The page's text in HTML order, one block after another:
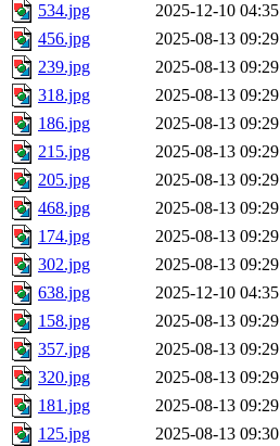
534.jpg
2025-12-10 04:35
456.jpg
2025-08-13 09:29
239.jpg
2025-08-13 09:29
318.jpg
2025-08-13 09:29
186.jpg
2025-08-13 09:29
215.jpg
2025-08-13 09:29
205.jpg
2025-08-13 09:29
468.jpg
2025-08-13 09:29
174.jpg
2025-08-13 09:29
302.jpg
2025-08-13 09:29
638.jpg
2025-12-10 04:35
158.jpg
2025-08-13 09:29
357.jpg
2025-08-13 09:29
320.jpg
2025-08-13 09:29
181.jpg
2025-08-13 09:29
125.jpg
2025-08-13 09:30